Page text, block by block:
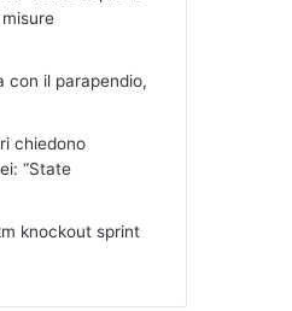
con il parapendio,
chiedono
“State
knockout sprint